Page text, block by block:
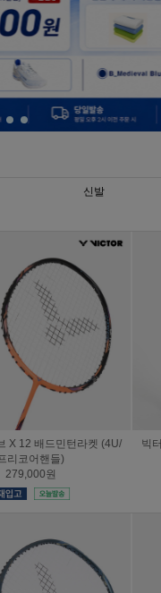
신발
켓 아우라스피드 팬텀 F (4U/프
리코어핸들)
239,000원